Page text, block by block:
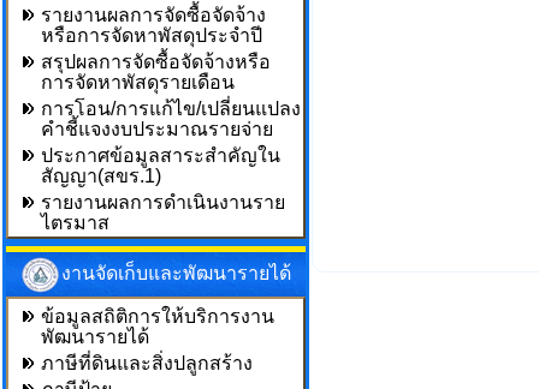
รายงานผลการจัดซื้อจัดจ้าง
หรือการจัดหาพัสดุประจำปี
สรุปผลการจัดซื้อจัดจ้างหรือ
การจัดหาพัสดุรายเดือน
การโอน/การแก้ไข/เปลี่ยนแปลง
คำชี้แจงงบประมาณรายจ่าย
ประกาศข้อมูลสาระสำคัญใน
สัญญา(สขร.1)
รายงานผลการดำเนินงานราย
ไตรมาส
งานจัดเก็บและพัฒนารายได้
ข้อมูลสถิติการให้บริการงาน
พัฒนารายได้
ภาษีที่ดินและสิ่งปลูกสร้าง